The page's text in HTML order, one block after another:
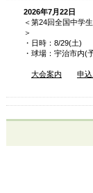
2026年7月22日
＜第24回全国中学
＞
・日時：8/29(土)
・球場：宇治市内(
大会案内 申